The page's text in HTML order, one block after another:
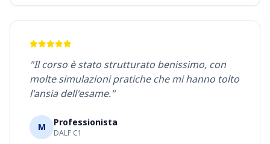
"Il corso è stato strutturato benissimo, con
molte simulazioni pratiche che mi hanno tolto
l'ansia dell'esame."
M Professionista
DALF C1